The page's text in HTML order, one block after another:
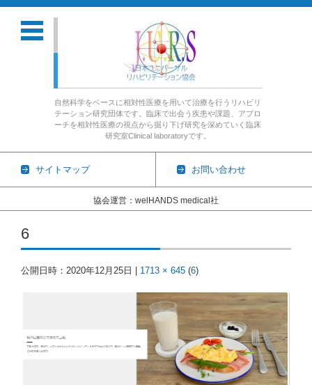
自然科学をベースに相対性医療を用いて治療を行うリハビリ
テーション研究団体です。臨床で出会う疾患や課題、アプロ
ーチを相対性医療の視点から掘り下げ研究を深めていく臨床
研究室Clinical laboratoryです。
サイトマップ お問い合わせ
協会運営：welHANDS medical社
コンテンツに移動
6
公開日時： 2020年12月25日 1713 × 645 (6)